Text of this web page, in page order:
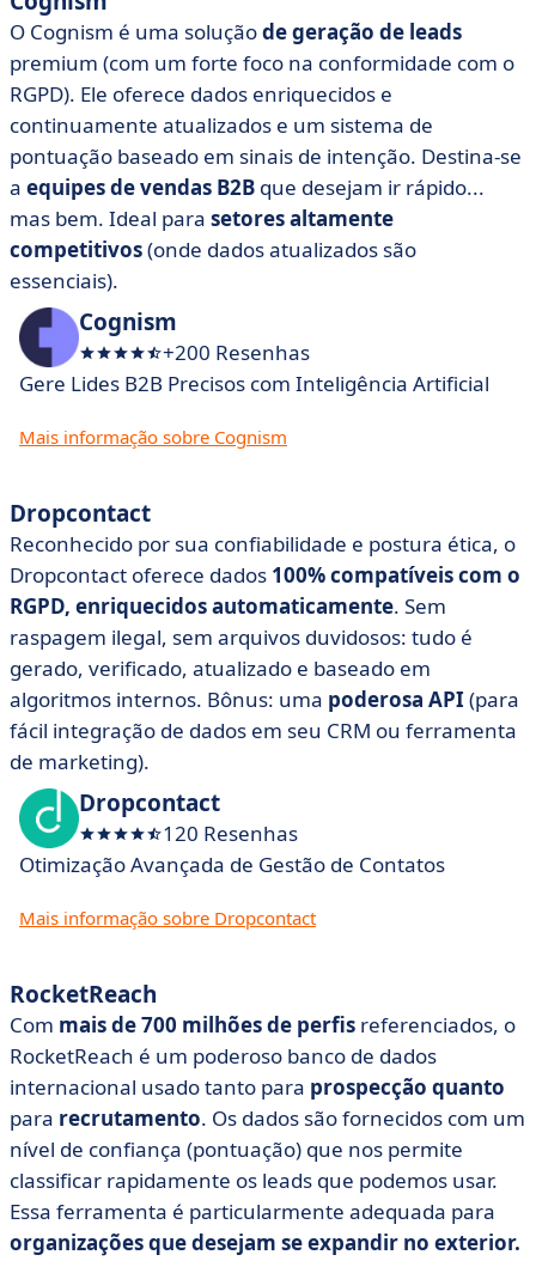
O Cognism é uma soluçãode geração de leads
premium (com um forte foco na conformidade com o
RGPD). Ele oferece dados enriquecidos e
continuamente atualizados e um sistema de
pontuação baseado em sinais de intenção. Destina-se
a equipes de vendas B2B que desejam ir rápido...
mas bem. Ideal para setores altamente
competitivos(onde dados atualizados são
essenciais).
Cognism
+200 Resenhas
Gere Lides B2B Precisos com Inteligência Artificial
Mais informação sobre Cognism
Dropcontact
Reconhecido por sua confiabilidade e postura ética, o
Dropcontact oferece dados 100% compatíveis com o
RGPD, enriquecidos automaticamente. Sem
raspagem ilegal, sem arquivos duvidosos: tudo é
gerado, verificado, atualizado e baseado em
algoritmos internos. Bônus: uma poderosa API (para
fácil integração de dados em seu CRM ou ferramenta
de marketing).
Dropcontact
120 Resenhas
Otimização Avançada de Gestão de Contatos
Mais informação sobre Dropcontact
RocketReach
Com mais de 700 milhões de perfis referenciados, o
RocketReach é um poderoso banco de dados
internacional usado tanto para prospecção quanto
para recrutamento. Os dados são fornecidos com um
nível de confiança (pontuação) que nos permite
classificar rapidamente os leads que podemos usar.
Essa ferramenta é particularmente adequada para
organizações que desejam se expandir no exterior.